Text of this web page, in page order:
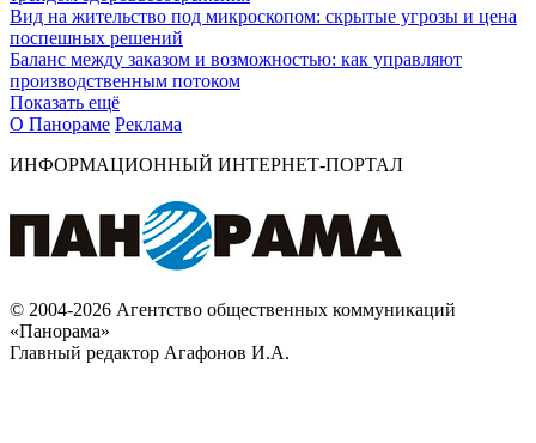
Вид на жительство под микроскопом: скрытые угрозы и цена
поспешных решений
Баланс между заказом и возможностью: как управляют
производственным потоком
Показать ещё
О Панораме Реклама
ИНФОРМАЦИОННЫЙ ИНТЕРНЕТ-ПОРТАЛ
© 2004-2026 Агентство общественных коммуникаций
«Панорама»
Главный редактор Агафонов И.А.